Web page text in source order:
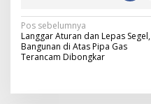
N
a
i
Pos sebelumnya
Langgar Aturan dan Lepas Segel,
Bangunan di Atas Pipa Gas
Terancam Dibongkar